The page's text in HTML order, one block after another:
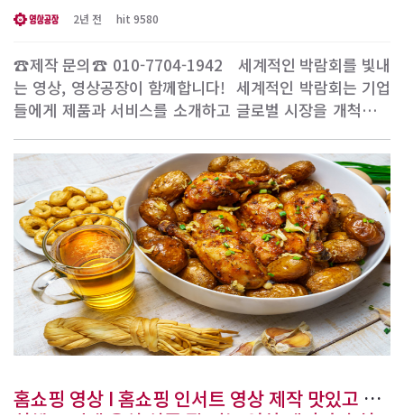
2년 전 hit 9580
☎제작 문의☎ 010-7704-1942 ​ ​ 세계적인 박람회를 빛내
는 영상, 영상공장이 함께합니다! ​ 세계적인 박람회는 기업
들에게 제품과 서비스를 소개하고 글로벌 시장을 개척하는
의 영상이 필수적입니다. 영상은 제품의 매력을 효과적으로
전달하고, 브랜드의 이미지를 강화하는 데 큰 도움이 됩니
다. 우리 영상공장은 다양한 박람회 영상을 제작하..
홈쇼핑 영상 I 홈쇼핑 인서트 영상 제작 맛있고 싱